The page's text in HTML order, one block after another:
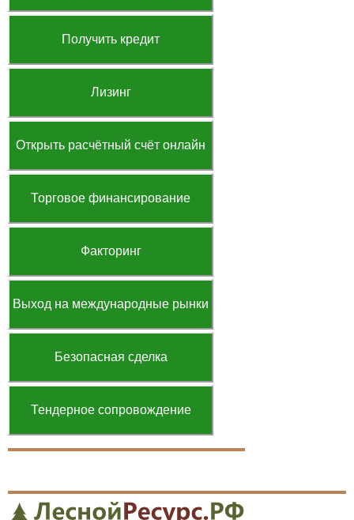
Получить кредит
Лизинг
Открыть расчётный счёт онлайн
Торговое финансирование
Факторинг
Выход на международные рынки
Безопасная сделка
Тендерное сопровождение